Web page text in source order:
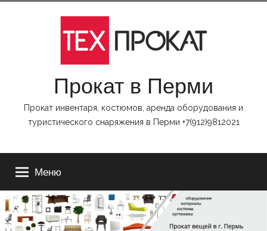
Прокат в Перми
Прокат инвентаря, костюмов, аренда оборудования и
туристического снаряжения в Перми +7(912)9812021
Меню